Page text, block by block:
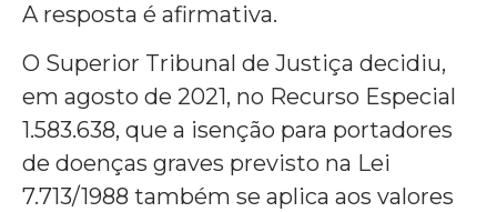
A resposta é afirmativa.
O Superior Tribunal de Justiça decidiu,
em agosto de 2021, no Recurso Especial
1.583.638, que a isenção para portadores
de doenças graves previsto na Lei
7.713/1988 também se aplica aos valores